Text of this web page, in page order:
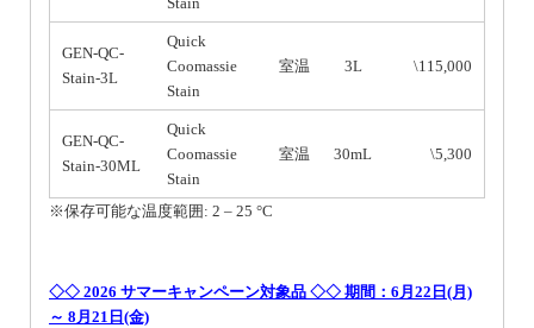
GEN-QC-
Stain-3L
Quick
Coomassie
Stain
室温 3L \115,000
GEN-QC-
Stain-30ML
Quick
Coomassie
Stain
室温 30mL \5,300
※保存可能な温度範囲: 2 – 25 °C
◇◇ 2026 サマーキャンペーン対象品 ◇◇ 期間：6月22日(月)
～ 8月21日(金)